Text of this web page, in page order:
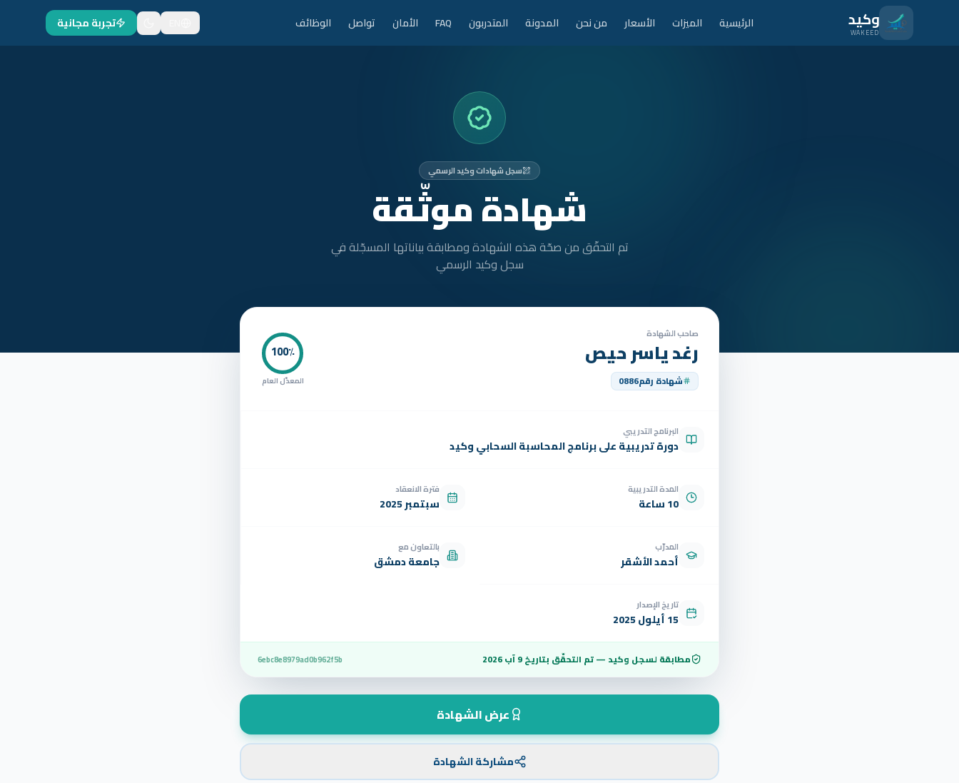
انتقل للمحتوى الرئيسيوكيد
WAKEED الرئيسية الميزات الأسعار من نحن المدونة المتدربون FAQ الأمان تواصل الوظائف تجربة مجانية
سجل شهادات وكيد الرسمي
شهادة موثّقة
تم التحقّق من صحّة هذه الشهادة ومطابقة بياناتها المسجّلة في
سجل وكيد الرسمي
صاحب الشهادة
رغد ياسر حيص
شهادة رقم0886
100٪
المعدّل العام
البرنامج التدريبي
دورة تدريبية على برنامج المحاسبة السحابي وكيد
المدة التدريبية
10 ساعة
فترة الانعقاد
سبتمبر 2025
المدرّب
أحمد الأشقر
بالتعاون مع
جامعة دمشق
تاريخ الإصدار
15 أيلول 2025
مطابقة لسجل وكيد — تم التحقّق بتاريخ9 آب 2026 6ebc8e8979ad0b962f5b
عرض الشهادة
مشاركة الشهادة